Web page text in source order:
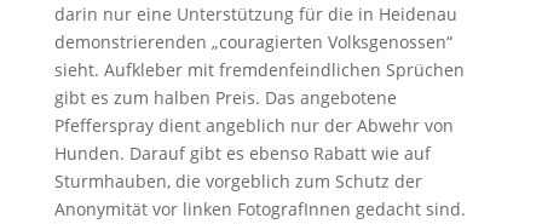
darin nur eine Unterstützung für die in Heidenau
demonstrierenden „couragierten Volksgenossen“
sieht. Aufkleber mit fremdenfeindlichen Sprüchen
gibt es zum halben Preis. Das angebotene
Pfefferspray dient angeblich nur der Abwehr von
Hunden. Darauf gibt es ebenso Rabatt wie auf
Sturmhauben, die vorgeblich zum Schutz der
Anonymität vor linken FotografInnen gedacht sind.